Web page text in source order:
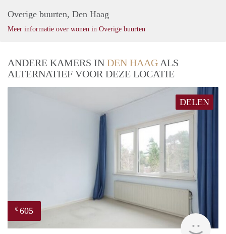
Overige buurten, Den Haag
Meer informatie over wonen in Overige buurten
ANDERE KAMERS IN DEN HAAG ALS
ALTERNATIEF VOOR DEZE LOCATIE
DELEN
€ 605